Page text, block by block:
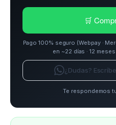
🛒
Pago 100% seguro (Webpay ·
en ~22 días · 12
¿Dudas?
Te respondemos